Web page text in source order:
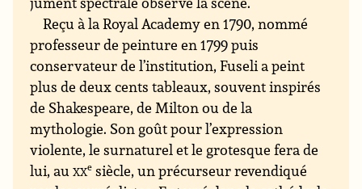
Reçu à la Royal Academy en 1790, nommé
professeur de peinture en 1799 puis
conservateur de l’institution, Fuseli a peint
plus de deux cents tableaux, souvent inspirés
de Shakespeare, de Milton ou de la
mythologie. Son goût pour l’expression
violente, le surnaturel et le grotesque fera de
lui, auxxe siècle, un précurseur revendiqué